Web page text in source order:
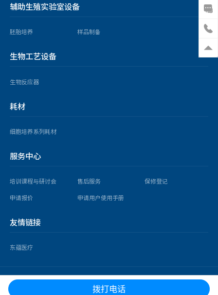
辅助生殖实验室设备
胚胎培养 样品制备
生物工艺设备
生物反应器
耗材
细胞培养系列耗材
服务中心
培训课程与研讨会 售后服务
保修登记
申请报价
申请用户使用手册
友情链接
东蕴医疗
copyright © 2025 益世科（上海）企业发展有限公司 版权所有 |
沪ICP备
14026918号-3 沪公网安备31010902002465号
拨打电话